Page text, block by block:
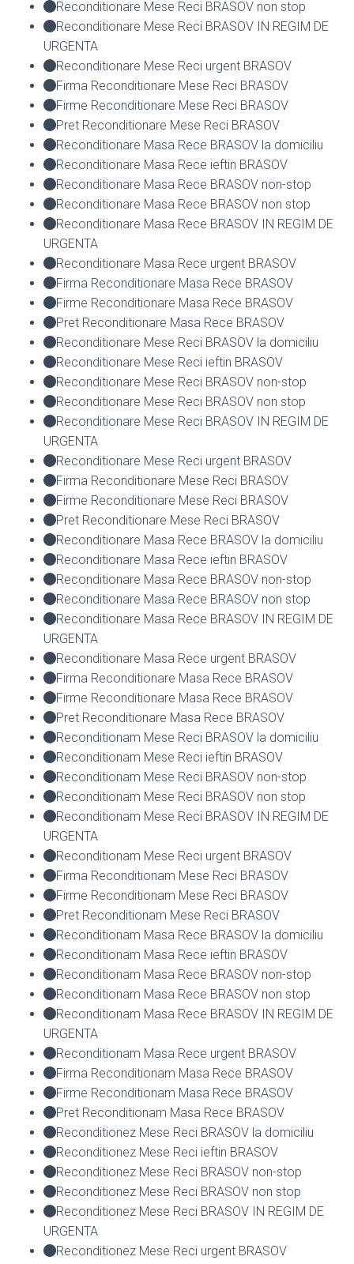
Reconditionare Mese Reci BRASOV non stop
Reconditionare Mese Reci BRASOV IN REGIM DE
URGENTA
Reconditionare Mese Reci urgent BRASOV
Firma Reconditionare Mese Reci BRASOV
Firme Reconditionare Mese Reci BRASOV
Pret Reconditionare Mese Reci BRASOV
Reconditionare Masa Rece BRASOV la domiciliu
Reconditionare Masa Rece ieftin BRASOV
Reconditionare Masa Rece BRASOV non-stop
Reconditionare Masa Rece BRASOV non stop
Reconditionare Masa Rece BRASOV IN REGIM DE
URGENTA
Reconditionare Masa Rece urgent BRASOV
Firma Reconditionare Masa Rece BRASOV
Firme Reconditionare Masa Rece BRASOV
Pret Reconditionare Masa Rece BRASOV
Reconditionare Mese Reci BRASOV la domiciliu
Reconditionare Mese Reci ieftin BRASOV
Reconditionare Mese Reci BRASOV non-stop
Reconditionare Mese Reci BRASOV non stop
Reconditionare Mese Reci BRASOV IN REGIM DE
URGENTA
Reconditionare Mese Reci urgent BRASOV
Firma Reconditionare Mese Reci BRASOV
Firme Reconditionare Mese Reci BRASOV
Pret Reconditionare Mese Reci BRASOV
Reconditionare Masa Rece BRASOV la domiciliu
Reconditionare Masa Rece ieftin BRASOV
Reconditionare Masa Rece BRASOV non-stop
Reconditionare Masa Rece BRASOV non stop
Reconditionare Masa Rece BRASOV IN REGIM DE
URGENTA
Reconditionare Masa Rece urgent BRASOV
Firma Reconditionare Masa Rece BRASOV
Firme Reconditionare Masa Rece BRASOV
Pret Reconditionare Masa Rece BRASOV
Reconditionam Mese Reci BRASOV la domiciliu
Reconditionam Mese Reci ieftin BRASOV
Reconditionam Mese Reci BRASOV non-stop
Reconditionam Mese Reci BRASOV non stop
Reconditionam Mese Reci BRASOV IN REGIM DE
URGENTA
Reconditionam Mese Reci urgent BRASOV
Firma Reconditionam Mese Reci BRASOV
Firme Reconditionam Mese Reci BRASOV
Pret Reconditionam Mese Reci BRASOV
Reconditionam Masa Rece BRASOV la domiciliu
Reconditionam Masa Rece ieftin BRASOV
Reconditionam Masa Rece BRASOV non-stop
Reconditionam Masa Rece BRASOV non stop
Reconditionam Masa Rece BRASOV IN REGIM DE
URGENTA
Reconditionam Masa Rece urgent BRASOV
Firma Reconditionam Masa Rece BRASOV
Firme Reconditionam Masa Rece BRASOV
Pret Reconditionam Masa Rece BRASOV
Reconditionez Mese Reci BRASOV la domiciliu
Reconditionez Mese Reci ieftin BRASOV
Reconditionez Mese Reci BRASOV non-stop
Reconditionez Mese Reci BRASOV non stop
Reconditionez Mese Reci BRASOV IN REGIM DE
URGENTA
Reconditionez Mese Reci urgent BRASOV